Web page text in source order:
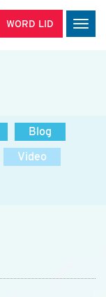
WORD LID
Blog
Video